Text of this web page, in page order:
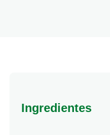
Ingredientes